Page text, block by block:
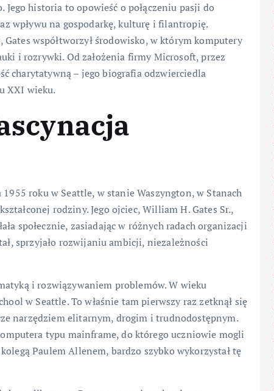
historia to opowieść o połączeniu pasji do
wpływu na gospodarkę, kulturę i filantropię.
, Gates współtworzył środowisko, w którym komputery
i rozrywki. Od założenia firmy Microsoft, przez
charytatywną – jego biografia odzwierciedla
XXI wieku.
roku w Seattle, w stanie Waszyngton, w Stanach
rodziny. Jego ojciec, William H. Gates Sr.,
społecznie, zasiadając w różnych radach organizacji
sprzyjało rozwijaniu ambicji, niezależności
i rozwiązywaniem problemów. W wieku
w Seattle. To właśnie tam pierwszy raz zetknął się
narzędziem elitarnym, drogim i trudnodostępnym.
typu mainframe, do którego uczniowie mogli
Paulem Allenem, bardzo szybko wykorzystał tę